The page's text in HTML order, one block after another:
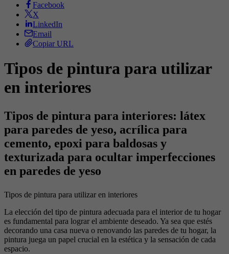
Facebook
X
LinkedIn
Email
Copiar URL
Tipos de pintura para utilizar
en interiores
Tipos de pintura para interiores: látex
para paredes de yeso, acrílica para
cemento, epoxi para baldosas y
texturizada para ocultar imperfecciones
en paredes de yeso
Tipos de pintura para utilizar en interiores
La elección del tipo de pintura adecuada para el interior de tu hogar
es fundamental para lograr el ambiente deseado. Ya sea que estés
decorando una casa nueva o renovando las paredes de tu hogar, la
pintura juega un papel crucial en la estética y la sensación de cada
espacio.